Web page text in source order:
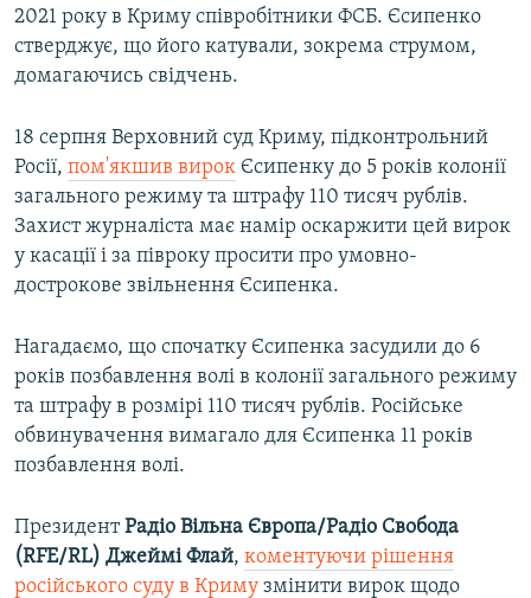
2021 року в Криму співробітники ФСБ. Єсипенко
стверджує, що його катували, зокрема струмом,
домагаючись свідчень.
18 серпня Верховний суд Криму, підконтрольний
Росії, пом'якшив вирок Єсипенку до 5 років колонії
загального режиму та штрафу 110 тисяч рублів.
Захист журналіста має намір оскаржити цей вирок
у касації і за півроку просити про умовно-
дострокове звільнення Єсипенка.
Нагадаємо, що спочатку Єсипенка засудили до 6
років позбавлення волі в колонії загального режиму
та штрафу в розмірі 110 тисяч рублів. Російське
обвинувачення вимагало для Єсипенка 11 років
позбавлення волі.
ПрезидентРадіо Вільна Європа/Радіо Свобода
(RFE/RL) Джеймі Флай, коментуючи рішення
російського суду в Криму змінити вирок щодо